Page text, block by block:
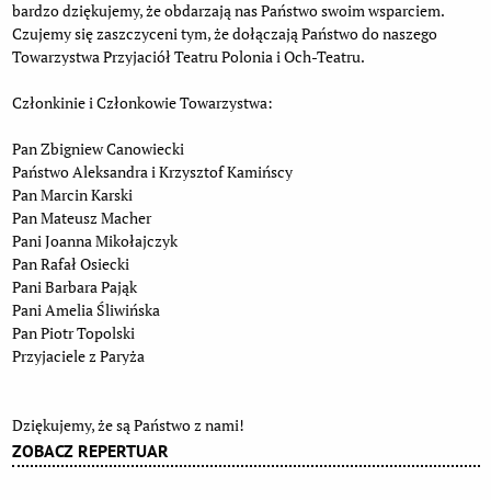
ZOBACZ REPERTUAR
bardzo dziękujemy, że obdarzają nas Państwo swoim wsparciem.
Czujemy się zaszczyceni tym, że dołączają Państwo do naszego
Towarzystwa Przyjaciół Teatru Polonia i Och-Teatru.
Członkinie i Członkowie Towarzystwa:
Pan Zbigniew Canowiecki
Państwo Aleksandra i Krzysztof Kamińscy
Pan Marcin Karski
Pan Mateusz Macher
Pani Joanna Mikołajczyk
Pan Rafał Osiecki
Pani Barbara Pająk
Pani Amelia Śliwińska
Pan Piotr Topolski
Przyjaciele z Paryża
Dziękujemy, że są Państwo z nami!